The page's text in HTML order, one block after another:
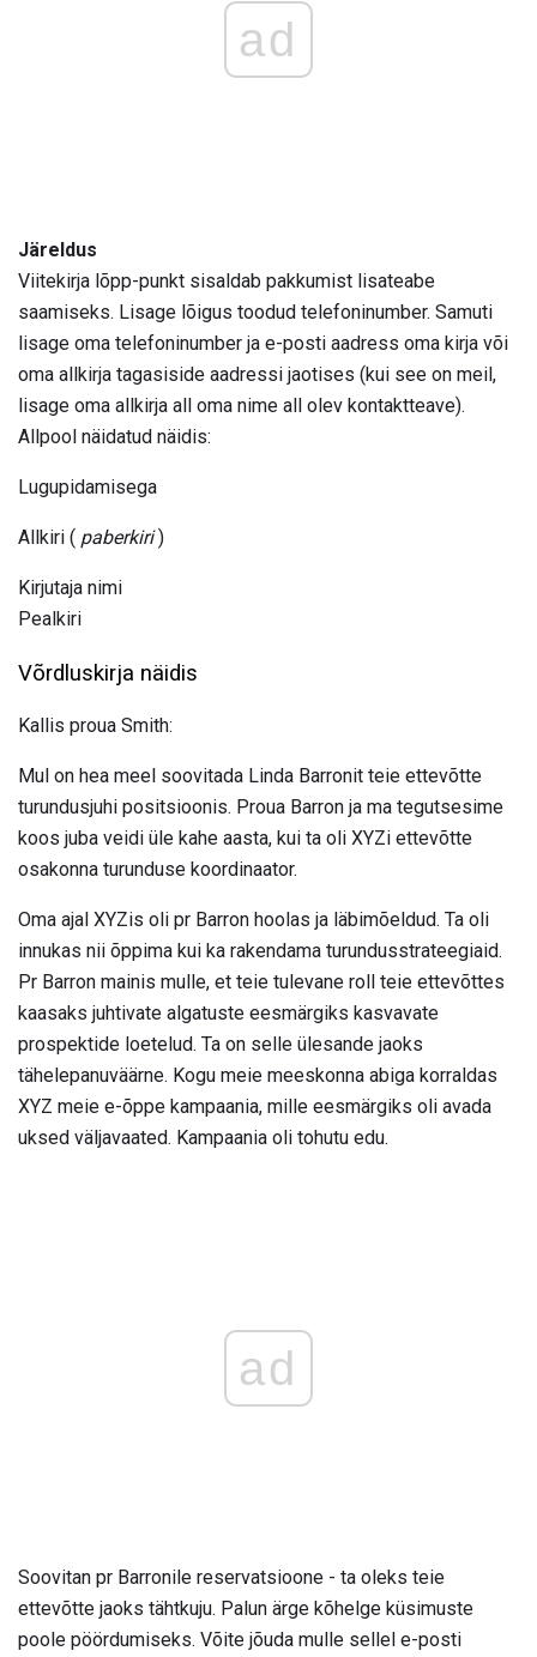
ad
Järeldus
Viitekirja lõpp-punkt sisaldab pakkumist lisateabe
saamiseks. Lisage lõigus toodud telefoninumber. Samuti
lisage oma telefoninumber ja e-posti aadress oma kirja või
oma allkirja tagasiside aadressi jaotises (kui see on meil,
lisage oma allkirja all oma nime all olev kontaktteave).
Allpool näidatud näidis:
Lugupidamisega
Allkiri ( paberkiri)
Kirjutaja nimi
Pealkiri
Võrdluskirja näidis
Kallis proua Smith:
Mul on hea meel soovitada Linda Barronit teie ettevõtte
turundusjuhi positsioonis. Proua Barron ja ma tegutsesime
koos juba veidi üle kahe aasta, kui ta oli XYZi ettevõtte
osakonna turunduse koordinaator.
Oma ajal XYZis oli pr Barron hoolas ja läbimõeldud. Ta oli
innukas nii õppima kui ka rakendama turundusstrateegiaid.
Pr Barron mainis mulle, et teie tulevane roll teie ettevõttes
kaasaks juhtivate algatuste eesmärgiks kasvavate
prospektide loetelud. Ta on selle ülesande jaoks
tähelepanuväärne. Kogu meie meeskonna abiga korraldas
XYZ meie e-õppe kampaania, mille eesmärgiks oli avada
uksed väljavaated. Kampaania oli tohutu edu.
ad
Soovitan pr Barronile reservatsioone - ta oleks teie
ettevõtte jaoks tähtkuju. Palun ärge kõhelge küsimuste
poole pöördumiseks. Võite jõuda mulle sellel e-posti